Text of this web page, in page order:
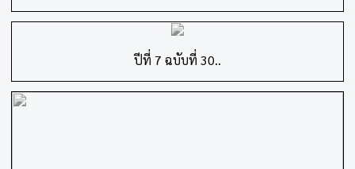
ปีที่ 7 ฉบับที่ 30..